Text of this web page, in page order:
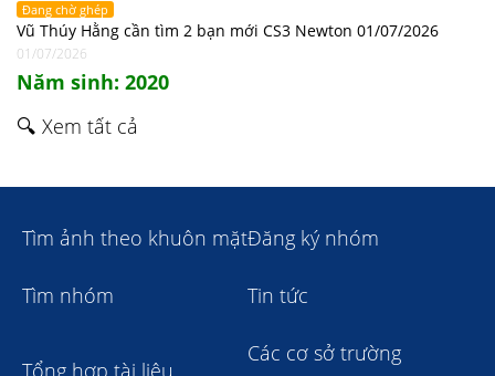
Đang chờ ghép
Vũ Thúy Hằng cần tìm 2 bạn mới CS3 Newton 01/07/2026
01/07/2026
Năm sinh: 2020
🔍 Xem tất cả
Tìm ảnh theo khuôn mặtĐăng ký nhóm
Tìm nhóm Tin tức
Tổng hợp tài liệu
Các cơ sở trường